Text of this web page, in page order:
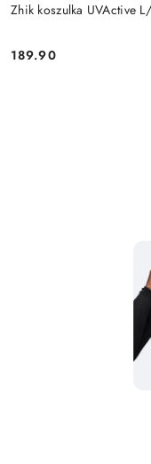
Zhik koszulka UVActive
Cena:
189.90